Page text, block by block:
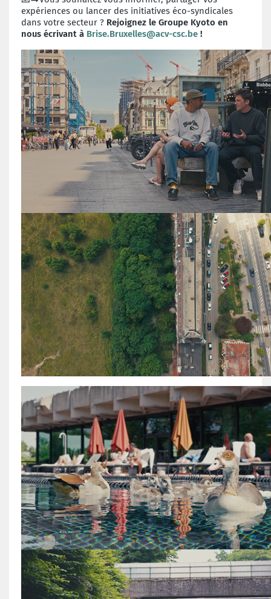
expériences ou lancer des initiatives éco-syndicales
dans votre secteur ? Rejoignez le Groupe Kyoto en
nous écrivant à Brise.Bruxelles@acv-csc.be !